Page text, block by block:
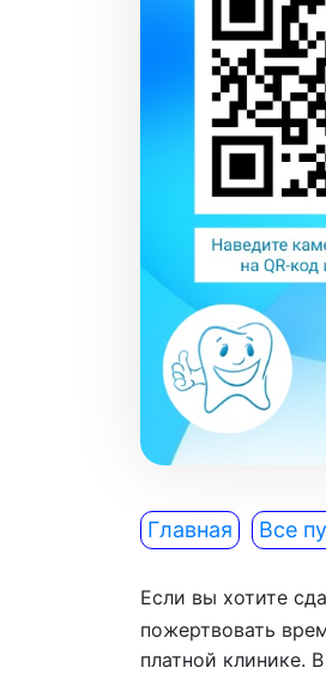
Главная Все
Если вы хотите
пожертвовать
платной клинике.